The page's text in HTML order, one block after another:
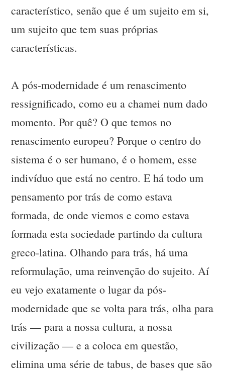
característico, senão que é um sujeito em si,
um sujeito que tem suas próprias
características.
A pós-modernidade é um renascimento
ressignificado, como eu a chamei num dado
momento. Por quê? O que temos no
renascimento europeu? Porque o centro do
sistema é o ser humano, é o homem, esse
indivíduo que está no centro. E há todo um
pensamento por trás de como estava
formada, de onde viemos e como estava
formada esta sociedade partindo da cultura
greco-latina. Olhando para trás, há uma
reformulação, uma reinvenção do sujeito. Aí
eu vejo exatamente o lugar da pós-
modernidade que se volta para trás, olha para
trás — para a nossa cultura, a nossa
civilização — e a coloca em questão,
elimina uma série de tabus, de bases que são